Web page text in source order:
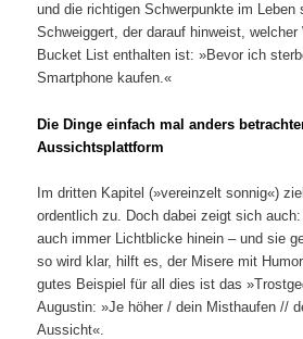
und die richtigen Schwerpunkte im Leben
Schweiggert, der darauf hinweist,
Bucket List enthalten ist: »Bevor ich
Smartphone kaufen.«
Die Dinge einfach mal anders
Aussichtsplattform
Im dritten Kapitel (»vereinzelt sonnig«)
ordentlich zu. Doch dabei zeigt sich
auch immer Lichtblicke hinein – und sie
so wird klar, hilft es, der Misere mit
gutes Beispiel für all dies ist das
Augustin: »Je höher / dein Misthaufen //
Aussicht«.